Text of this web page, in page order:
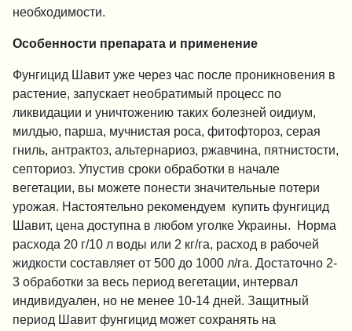
необходимости.
Особенности препарата и применение
Фунгицид Шавит уже через час после проникновения в
растение, запускает необратимый процесс по
ликвидации и уничтожению таких болезней оидиум,
милдью, парша, мучнистая роса, фитофтороз, серая
гниль, антрактоз, альтернариоз, ржавчина, пятнистости,
септориоз. Упустив сроки обработки в начале
вегетации, вы можете понести значительные потери
урожая. Настоятельно рекомендуем купить фунгицид
Шавит, цена доступна в любом уголке Украины. Норма
расхода 20 г/10 л воды или 2 кг/га, расход в рабочей
жидкости составляет от 500 до 1000 л/га. Достаточно 2-
3 обработки за весь период вегетации, интервал
индивидуален, но не менее 10-14 дней. Защитный
период Шавит фунгицид может сохранять на